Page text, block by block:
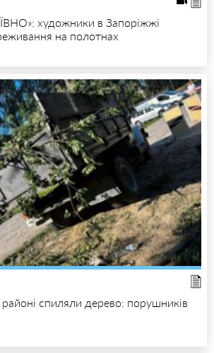
художники в Запоріжжі
на полотнах
спиляли дерево: порушників